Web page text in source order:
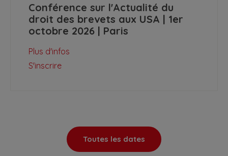
Conférence sur l'Actualité du
droit des brevets aux USA | 1er
octobre 2026 | Paris
Plus d'infos
S'inscrire
Toutes les dates